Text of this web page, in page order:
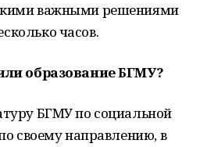
важными решениями
часов.
образование БГМУ?
БГМУ по социальной
своему направлению, в